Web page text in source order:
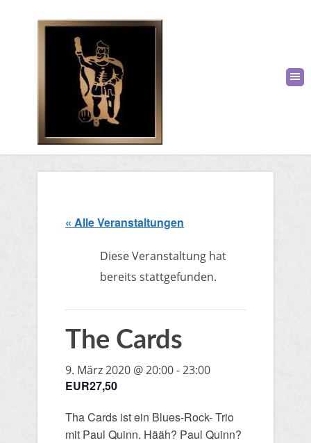
« Alle Veranstaltungen
Diese Veranstaltung hat
bereits stattgefunden.
The Cards
9. März 2020 @ 20:00-23:00
EUR27,50
Tha Cards ist ein Blues-Rock- Trio
mit Paul Quinn. Hääh? Paul Quinn?